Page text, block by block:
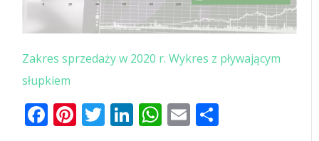
Zakres sprzedaży w 2020 r. Wykres z pływającym
słupkiem
Facebook
Pinterest
Twitter
LinkedIn
WhatsApp
Email